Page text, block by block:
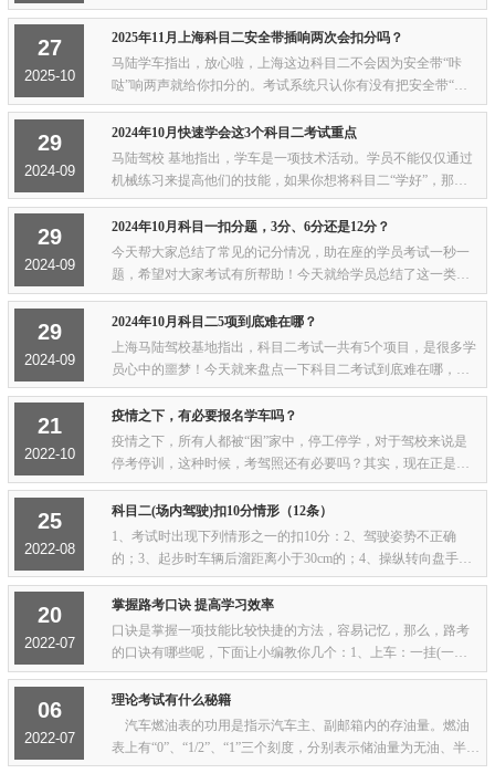
救回来——先定神 发现车不抖了，第一时间别“咣当”一脚猛抬
离合，越急越熄火。心里默数“...
27
2025-10
2025年11月上海科目二安全带插响两次会扣分吗？
马陆学车指出，放心啦，上海这边科目二不会因为安全带“咔
哒”响两声就给你扣分的。考试系统只认你有没有把安全带“规
规矩矩”系好——插扣插到位、带子贴肩过胸、没反没扭就行。
它才不管你在插的时候手抖多按了一下...
29
2024-09
2024年10月快速学会这3个科目二考试重点
马陆驾校 基地指出，学车是一项技术活动。学员不能仅仅通过
机械练习来提高他们的技能，如果你想将科目二“学好”，那么
教你3个重点，绝对比你反复练习更有效！自驾考改革以来，很
多学员会抱怨科目二太难。但因为科目...
29
2024-09
2024年10月科目一扣分题，3分、6分还是12分？
今天帮大家总结了常见的记分情况，助在座的学员考试一秒一
题，希望对大家考试有所帮助！今天就给学员总结了这一类记
分题目的速记法，助学员考试一秒一题！扣分题是科目一中的
必考题型，罚款扣分题，是科目一的必考题...
29
2024-09
2024年10月科目二5项到底难在哪？
上海马陆驾校基地指出，科目二考试一共有5个项目，是很多学
员心中的噩梦！今天就来盘点一下科目二考试到底难在哪，小
伙伴们赶紧来避雷。1、坡道起步防止溜车问题：坡道起步后，
离合如果抬的太快就会导致熄火；抬的不...
21
2022-10
疫情之下，有必要报名学车吗？
疫情之下，所有人都被“困”家中，停工停学，对于驾校来说是
停考停训，这种时候，考驾照还有必要吗？其实，现在正是报
考驾照的好时机。目前虽然停止了培训和考试，但是招生目前
依然是如火如荼，线上报名，一样沟通，...
25
2022-08
科目二(场内驾驶)扣10分情形（12条）
1、考试时出现下列情形之一的扣10分：2、驾驶姿势不正确
的；3、起步时车辆后溜距离小于30cm的；4、操纵转向盘手法
不合理的；5、起步或行驶中挂错挡，不能及时纠正的；6、起
步、转向、变更车道、超车、停车前不使用或...
20
2022-07
掌握路考口诀 提高学习效率
口诀是掌握一项技能比较快捷的方法，容易记忆，那么，路考
的口诀有哪些呢，下面让小编教你几个：1、上车：一挂(一档)
二转(向灯)三喇叭，四看(左后视镜)五放(手刹)六行走；2、行
车：一关(转向灯)二看(左右后视镜)；3、...
06
2022-07
理论考试有什么秘籍
汽车燃油表的功用是指示汽车主、副邮箱内的存油量。燃油
表上有“0”、“1/2”、“1”三个刻度，分别表示储油量为无油、半箱
油和满箱油。 燃油表是在点火开关接通后才开始工作。有